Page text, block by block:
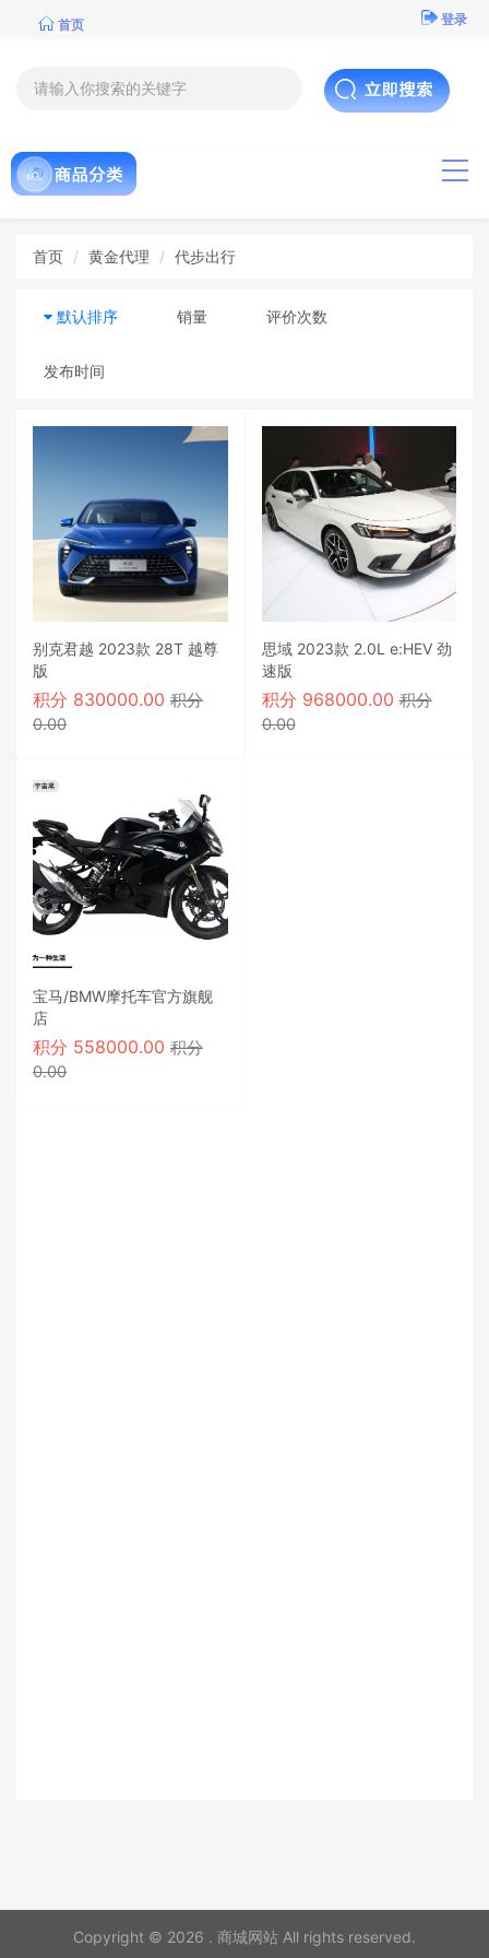
首页 登录
首页 黄金代理 代步出行
默认排序 销量 评价次数
发布时间
别克君越 2023款 28T 越尊
版
积分 830000.00 积分
0.00
思域 2023款 2.0L e:HEV 劲
速版
积分 968000.00积分
0.00
宝马/BMW摩托车官方旗舰
店
积分 558000.00 积分
0.00
Copyright © 2026 . 商城网站 All rights reserved.